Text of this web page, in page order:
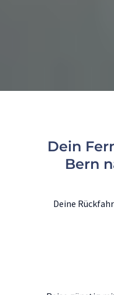
Dein
Bern
Deine